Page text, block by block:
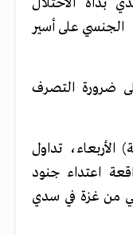
الجنسي على أسير
ضرورة التصرف
(خاصة) الأربعاء، تداول
اعتداء جنود
من غزة في سدي